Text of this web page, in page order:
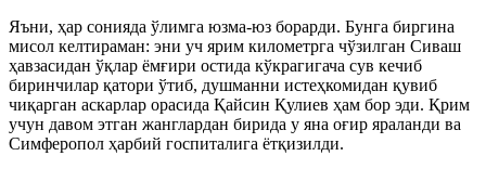
Яъни, ҳар сонияда ўлимга юзма-юз борарди. Бунга биргина
мисол келтираман: эни уч ярим километрга чўзилган Сиваш
ҳавзасидан ўқлар ёмғири остида кўкрагигача сув кечиб
биринчилар қатори ўтиб, душманни истеҳкомидан қувиб
чиқарган аскарлар орасида Қайсин Қулиев ҳам бор эди. Қрим
учун давом этган жанглардан бирида у яна оғир яраланди ва
Симферопол ҳарбий госпиталига ётқизилди.